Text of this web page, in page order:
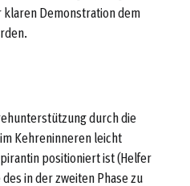
Demonstration dem
durch die
Kehreninneren leicht
positioniert ist (Helfer
in der zweiten Phase zu